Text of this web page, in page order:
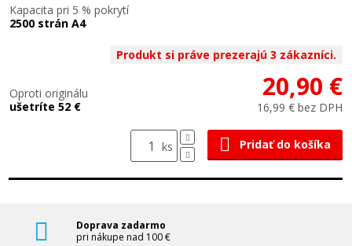
Kapacita pri 5 % pokrytí
2500 strán A4
Produkt si práve prezerajú 3 zákazníci.
Oproti originálu
ušetríte 52 €
20,90 €
16,99 € bez DPH
ks Pridať do košíka
Doprava zadarmo
pri nákupe nad 100 €